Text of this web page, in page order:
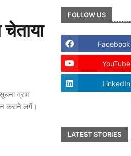
ग्राम
कराने लगें।
FOLLOW US
Facebook
YouTube
LinkedIn
LATEST STORIES